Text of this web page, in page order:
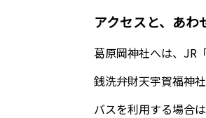
アクセスと、あわ
葛原岡神社へは、JR
銭洗弁財天宇賀福神
バスを利用する場合